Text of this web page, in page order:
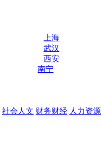
上海
武汉
西安
南宁
社会人文 财务财经 人力资源